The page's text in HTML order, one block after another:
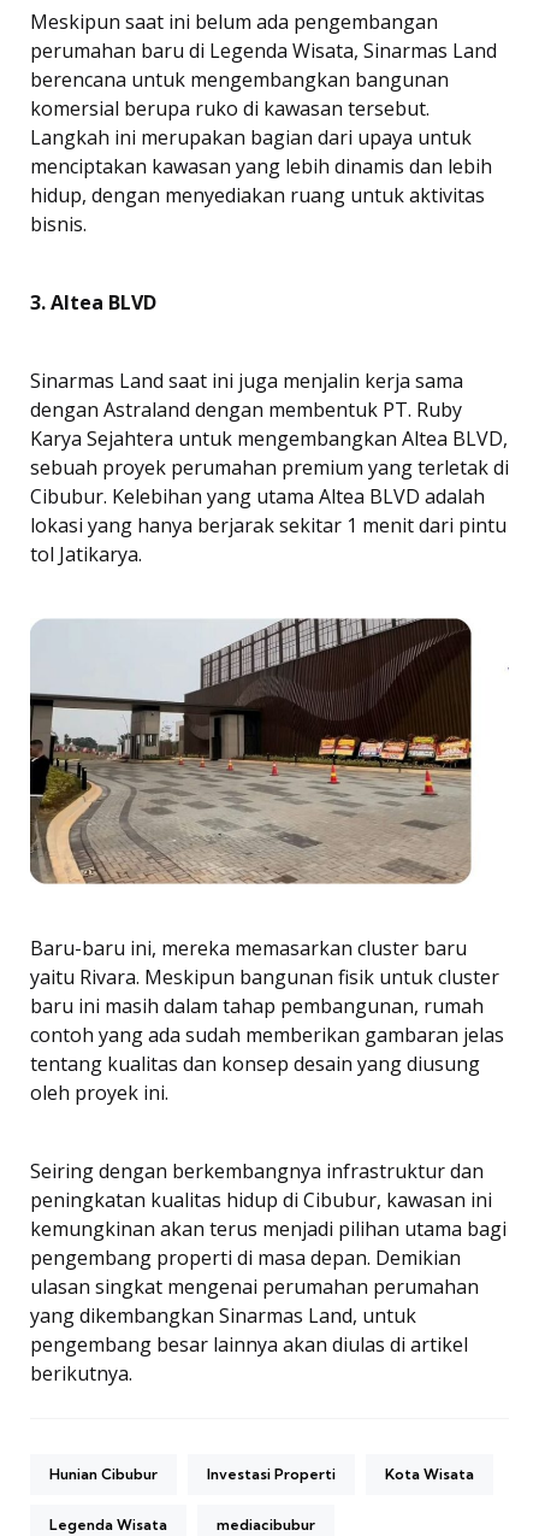
Meskipun saat ini belum ada pengembangan
perumahan baru di Legenda Wisata, Sinarmas Land
berencana untuk mengembangkan bangunan
komersial berupa ruko di kawasan tersebut.
Langkah ini merupakan bagian dari upaya untuk
menciptakan kawasan yang lebih dinamis dan lebih
hidup, dengan menyediakan ruang untuk aktivitas
bisnis.
3. Altea BLVD
Sinarmas Land saat ini juga menjalin kerja sama
dengan Astraland dengan membentuk PT. Ruby
Karya Sejahtera untuk mengembangkan Altea BLVD,
sebuah proyek perumahan premium yang terletak di
Cibubur. Kelebihan yang utama Altea BLVD adalah
lokasi yang hanya berjarak sekitar 1 menit dari pintu
tol Jatikarya.
Baru-baru ini, mereka memasarkan cluster baru
yaitu Rivara. Meskipun bangunan fisik untuk cluster
baru ini masih dalam tahap pembangunan, rumah
contoh yang ada sudah memberikan gambaran jelas
tentang kualitas dan konsep desain yang diusung
oleh proyek ini.
Seiring dengan berkembangnya infrastruktur dan
peningkatan kualitas hidup di Cibubur, kawasan ini
kemungkinan akan terus menjadi pilihan utama bagi
pengembang properti di masa depan. Demikian
ulasan singkat mengenai perumahan perumahan
yang dikembangkan Sinarmas Land, untuk
pengembang besar lainnya akan diulas di artikel
berikutnya.
Hunian Cibubur Investasi Properti Kota Wisata
Legenda Wisata mediacibubur